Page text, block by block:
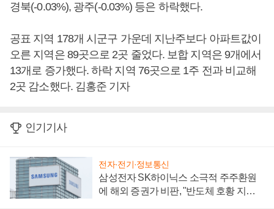
경북(-0.03%), 광주(-0.03%) 등은 하락했다.
공표 지역 178개 시군구 가운데 지난주보다 아파트값이
오른 지역은 89곳으로 2곳 줄었다. 보합 지역은 9개에서
13개로 증가했다. 하락 지역 76곳으로 1주 전과 비교해
2곳 감소했다. 김홍준 기자
인기기사
전자·전기·정보통신
삼성전자 SK하이닉스 소극적 주주환원
에 해외 증권가 비판, "반도체 호황 지속